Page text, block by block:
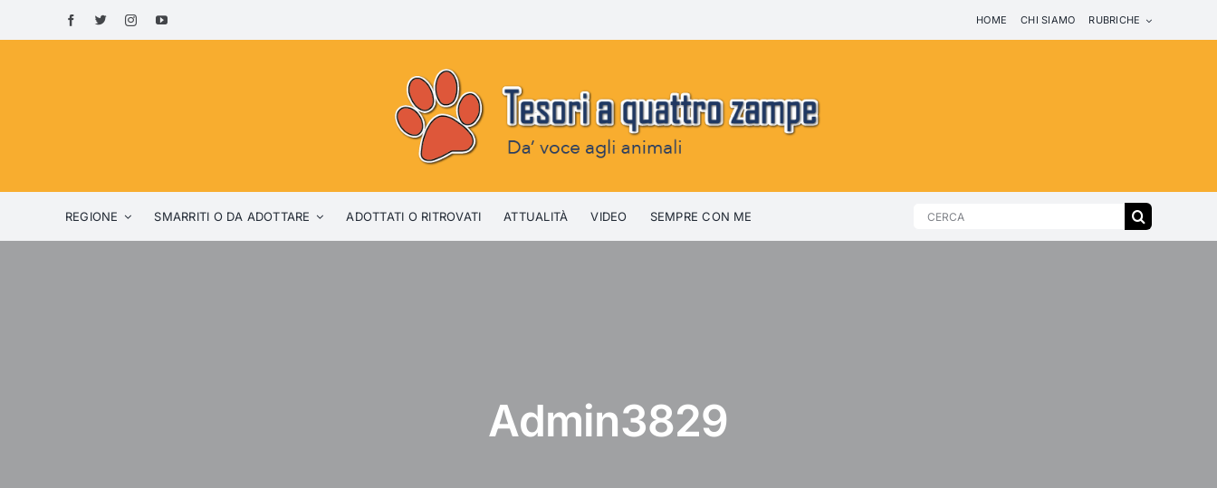
to
HOME CHI SIAMO RUBRICHE
REGIONE SMARRITI O DA ADOTTARE ADOTTATI O RITROVATI ATTUALITÀ VIDEO SEMPRE CON ME
Search
for:
Admin3829